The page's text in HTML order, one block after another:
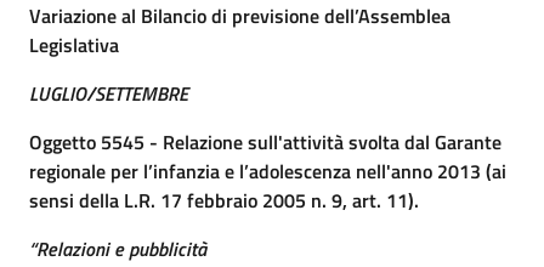
Variazione al Bilancio di previsione dell’Assemblea
Legislativa
LUGLIO/SETTEMBRE
Oggetto 5545 - Relazione sull'attività svolta dal Garante
regionale per l’infanzia e l’adolescenza nell'anno 2013 (ai
sensi della L.R. 17 febbraio 2005 n. 9, art. 11).
“Relazioni e pubblicità